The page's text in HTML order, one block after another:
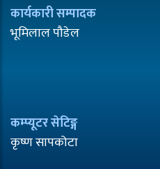
कार्यकारी सम्पादक
भूमिलाल पौडेल
कम्प्यूटर सेटिङ्ग
कृष्ण सापकोटा